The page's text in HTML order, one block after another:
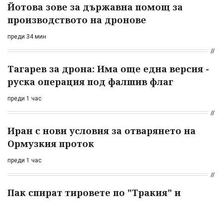
Йотова зове за държавна помощ за
производството на дронове
преди 34 мин
Тагарев за дрона: Има още една версия -
руска операция под фалшив флаг
преди 1 час
Иран с нови условия за отварянето на
Ормузкия проток
преди 1 час
Пак спират тировете по "Тракия" и